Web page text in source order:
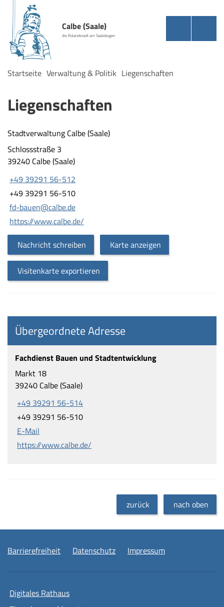
Calbe (Saale)
die Rolandstadt am Saalebogen
Startseite Verwaltung & Politik Liegenschaften
Liegenschaften
Stadtverwaltung Calbe (Saale)
Schlossstraße 3
39240 Calbe (Saale)
+49 39291 56-512
+49 39291 56-510
fd-bauen@calbe.de
https://www.calbe.de/
Nachricht schreiben
Karte anzeigen
Visitenkarte exportieren
Übergeordnete Adresse
Fachdienst Bauen und Stadtentwicklung
Markt 18
39240 Calbe (Saale)
+49 39291 56-514
+49 39291 56-510
E-Mail
https://www.calbe.de/
zurück nach oben
Barrierefreiheit Datenschutz Impressum
Digitales Rathaus